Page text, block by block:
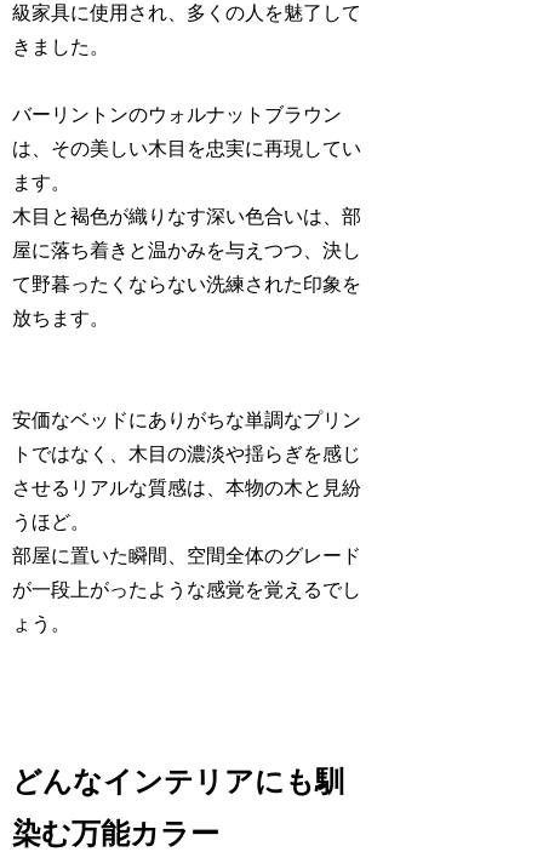
級家具に使用され、多くの人を魅了して
きました。
バーリントンのウォルナットブラウン
は、その美しい木目を忠実に再現してい
ます。
木目と褐色が織りなす深い色合いは、部
屋に落ち着きと温かみを与えつつ、決し
て野暮ったくならない洗練された印象を
放ちます。
安価なベッドにありがちな単調なプリン
トではなく、木目の濃淡や揺らぎを感じ
させるリアルな質感は、本物の木と見紛
うほど。
部屋に置いた瞬間、空間全体のグレード
が一段上がったような感覚を覚えるでし
ょう。
どんなインテリアにも馴
染む万能カラー